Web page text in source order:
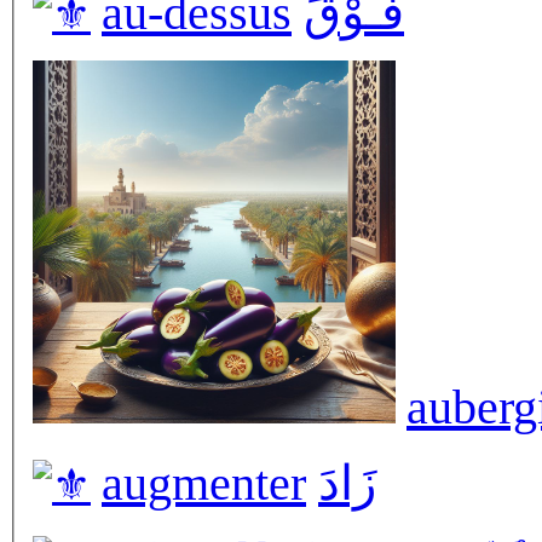
au-dessus فَـوْقَ
augmenter زَادَ